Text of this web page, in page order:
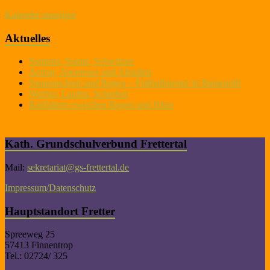
Kalender anzeigen
Aktuelles
Sommer, Sonne, Schwitzen
Action, Abenteuer und Abseilen
Sonnenschein und Regen – Fußballturnier in Bamenohl
Werfen, Laufen, Schießen
Radfahren zwischen Regen und Hitze
Kath. Grundschulverbund Frettertal
Mail: sekretariat@gs-frettertal.de
Impressum/Datenschutz
Hauptstandort Fretter
Spreeweg 25
57413 Finnentrop
Tel.: 02724/ 325